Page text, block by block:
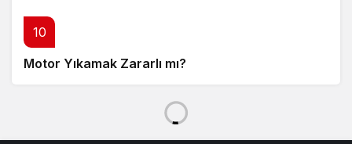
10
Motor Yıkamak Zararlı mı?